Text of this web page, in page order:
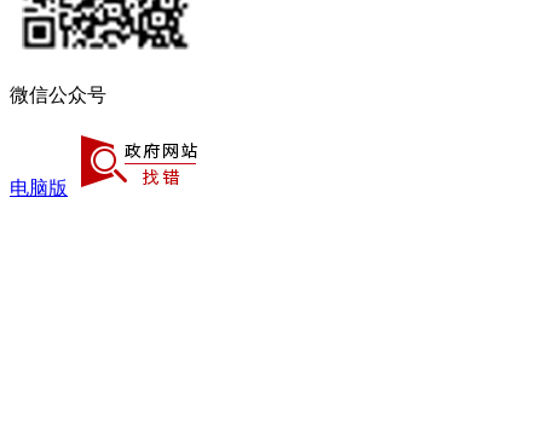
微信公众号
电脑版